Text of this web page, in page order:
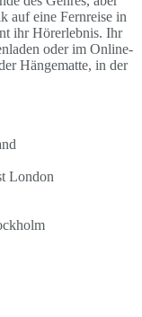
auf eine Fernreise in
ihr Hörerlebnis. Ihr
oder im Online-
Hängematte, in der
London